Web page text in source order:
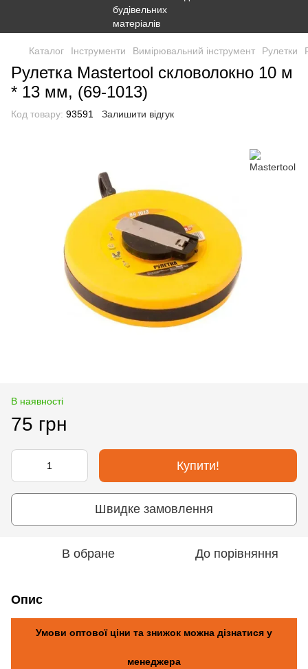
Каталог Інструменти Вимірювальний інструмент Рулетки
Рулетка Mastertool скловолокно 10 м
* 13 мм, (69-1013)
Код товару: 93591 Залишити відгук
В наявності
75 грн
Купити!
Швидке замовлення
В обране До порівняння
Опис
Умови оптової ціни та знижок можна дізнатися у
менеджера